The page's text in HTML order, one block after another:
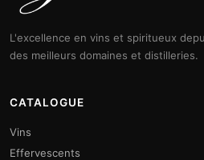
L'excellence en vins et spiritueux
des meilleurs domaines et distilleries.
CATALOGUE
Vins
Effervescents